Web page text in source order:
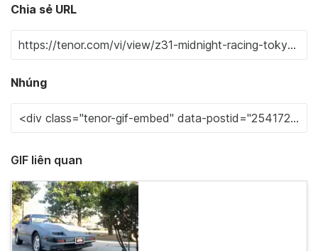
Chia sẻ URL
Nhúng
GIF liên quan